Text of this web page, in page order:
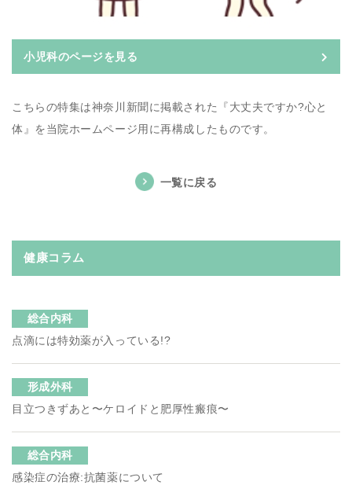
小児科のページを見る
こちらの特集は神奈川新聞に掲載された『大丈夫ですか?心と
体』を当院ホームページ用に再構成したものです。
一覧に戻る
健康コラム
総合内科
点滴には特効薬が入っている!?
形成外科
目立つきずあと〜ケロイドと肥厚性瘢痕〜
総合内科
感染症の治療:抗菌薬について